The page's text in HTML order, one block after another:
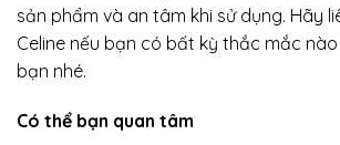
sản phẩm và an tâm khi sử dụng. Hãy
Celine nếu bạn có bất kỳ thắc mắc
bạn nhé.
Có thể bạn quan tâm